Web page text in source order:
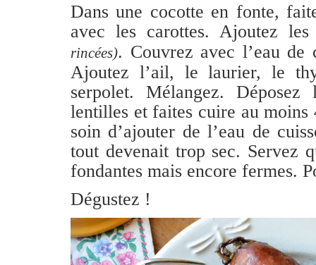
Dans une cocotte en fonte,
avec les carottes. Ajoutez
rincées). Couvrez avec l’eau de
Ajoutez l’ail, le laurier, le
serpolet. Mélangez. Déposez
lentilles et faites cuire au moins
soin d’ajouter de l’eau de
tout devenait trop sec. Servez
fondantes mais encore fermes.
Dégustez !